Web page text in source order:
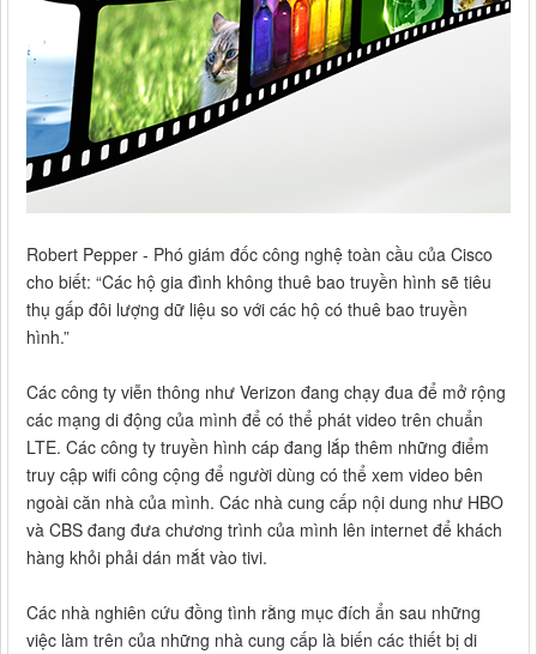
Robert Pepper - Phó giám đốc công nghệ toàn cầu của Cisco
cho biết: “Các hộ gia đình không thuê bao truyền hình sẽ tiêu
thụ gấp đôi lượng dữ liệu so với các hộ có thuê bao truyền
hình.”
Các công ty viễn thông như Verizon đang chạy đua để mở rộng
các mạng di động của mình để có thể phát video trên chuẩn
LTE. Các công ty truyền hình cáp đang lắp thêm những điểm
truy cập wifi công cộng để người dùng có thể xem video bên
ngoài căn nhà của mình. Các nhà cung cấp nội dung như HBO
và CBS đang đưa chương trình của mình lên internet để khách
hàng khỏi phải dán mắt vào tivi.
Các nhà nghiên cứu đồng tình rằng mục đích ẩn sau những
việc làm trên của những nhà cung cấp là biến các thiết bị di